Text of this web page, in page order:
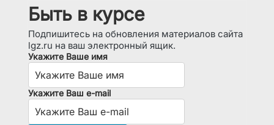
Быть в курсе
Подпишитесь на обновления материалов сайта
lgz.ru на ваш электронный ящик.
Укажите Ваше имя
Укажите Ваш e-mail